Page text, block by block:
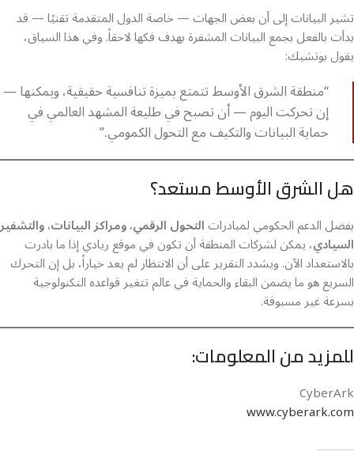
تشير البيانات إلى أن بعض الجهات — خاصة الدول المتقدمة تقنيًا — قد
بدأت بالفعل بجمع البيانات المشفرة بهدف فكها لاحقاً. وفي هذا السياق،
يقول بوتشيك:
“منطقة الشرق الأوسط تتمتع بميزة تنافسية حقيقية، ويمكنها —
إن تحركت اليوم — أن تصبح في طليعة المشهد العالمي في
حماية البيانات والتكيف مع التحول الكمومي.”
هل الشرق الأوسط مستعد؟
بفضل الدعم الحكومي لمبادراتالتحول الرقمي، ومراكز البيانات، والتشفير
السيادي، يمكن لشركات المنطقة أن تكون في موقع ريادي إذا ما بادرت
بالاستعداد الآن. ويشدد التقرير على أن الانتظار لم يعد خياراً، بل إن التحرك
السريع هو ما يضمن البقاء والحماية في عالم تتغير قواعده التكنولوجية
بسرعة غير مسبوقة.
للمزيد من المعلومات:
CyberArk
www.cyberark.com